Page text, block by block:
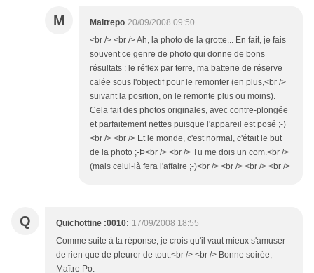
M Maitrepo 20/09/2008 09:50
<br /> <br /> Ah, la photo de la grotte... En fait, je fais
souvent ce genre de photo qui donne de bons
résultats : le réflex par terre, ma batterie de réserve
calée sous l'objectif pour le remonter (en plus,<br />
suivant la position, on le remonte plus ou moins).
Cela fait des photos originales, avec contre-plongée
et parfaitement nettes puisque l'appareil est posé ;-)
<br /> <br /> Et le monde, c'est normal, c'était le but
de la photo ;-Þ<br /> <br /> Tu me dois un com.<br />
(mais celui-là fera l'affaire ;-)<br /> <br /> <br /> <br />
Q Quichottine :0010: 17/09/2008 18:55
Comme suite à ta réponse, je crois qu'il vaut mieux s'amuser
de rien que de pleurer de tout.<br /> <br /> Bonne soirée,
Maître Po.